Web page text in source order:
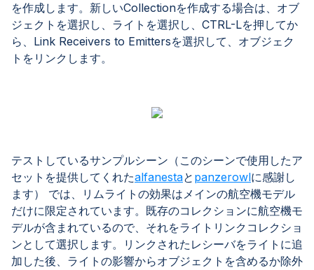
を作成します。新しいCollectionを作成する場合は、オブ
ジェクトを選択し、ライトを選択し、CTRL-Lを押してか
ら、Link Receivers to Emittersを選択して、オブジェク
トをリンクします。
テストしているサンプルシーン（このシーンで使用したア
セットを提供してくれたalfanestaと panzerowlに感謝し
ます） では、リムライトの効果はメインの航空機モデル
だけに限定されています。既存のコレクションに航空機モ
デルが含まれているので、それをライトリンクコレクショ
ンとして選択します。リンクされたレシーバをライトに追
加した後、ライトの影響からオブジェクトを含めるか除外